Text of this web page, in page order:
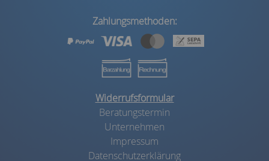
Zahlungsmethoden:
Widerrufsformular
Beratungstermin
Unternehmen
Impressum
Datenschutzerklärung